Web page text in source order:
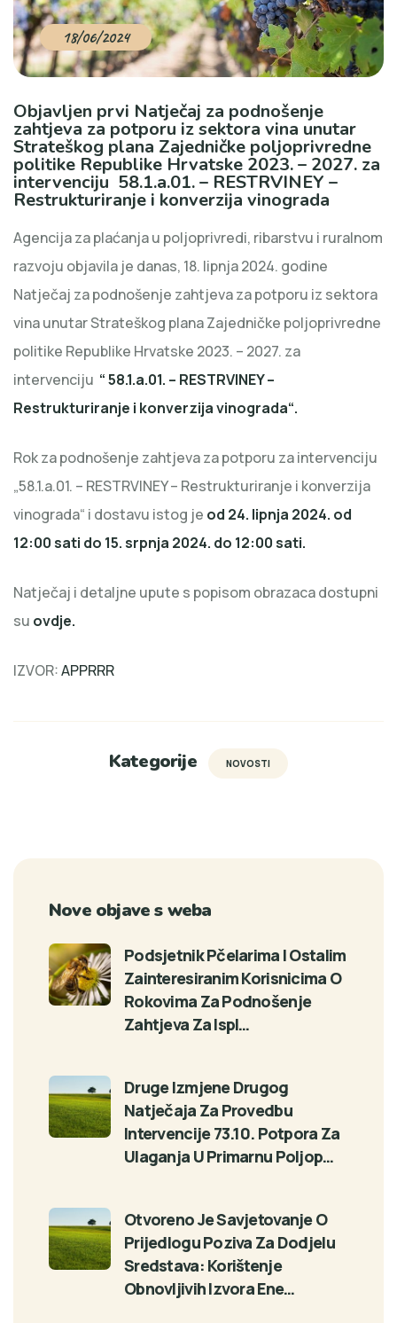
18/06/2024
Objavljen prvi Natječaj za podnošenje
zahtjeva za potporu iz sektora vina unutar
Strateškog plana Zajedničke poljoprivredne
politike Republike Hrvatske 2023. – 2027. za
intervenciju 58.1.a.01. – RESTRVINEY –
Restrukturiranje i konverzija vinograda
Agencija za plaćanja u poljoprivredi, ribarstvu i ruralnom
razvoju objavila je danas, 18. lipnja 2024. godine
Natječaj za podnošenje zahtjeva za potporu iz sektora
vina unutar Strateškog plana Zajedničke poljoprivredne
politike Republike Hrvatske 2023. – 2027. za
intervenciju “ 58.1.a.01. – RESTRVINEY –
Restrukturiranje i konverzija vinograda“.
Rok za podnošenje zahtjeva za potporu za intervenciju
„58.1.a.01. – RESTRVINEY – Restrukturiranje i konverzija
vinograda“ i dostavu istog je od 24. lipnja 2024. od
12:00 sati do 15. srpnja 2024. do 12:00 sati.
Natječaj i detaljne upute s popisom obrazaca dostupni
su ovdje.
IZVOR:APPRRR
Kategorije NOVOSTI
Nove objave s weba
Podsjetnik Pčelarima I Ostalim
Zainteresiranim Korisnicima O
Rokovima Za Podnošenje
Zahtjeva Za Ispl…
Druge Izmjene Drugog
Natječaja Za Provedbu
Intervencije 73.10. Potpora Za
Ulaganja U Primarnu Poljop…
Otvoreno Je Savjetovanje O
Prijedlogu Poziva Za Dodjelu
Sredstava: Korištenje
Obnovljivih Izvora Ene…